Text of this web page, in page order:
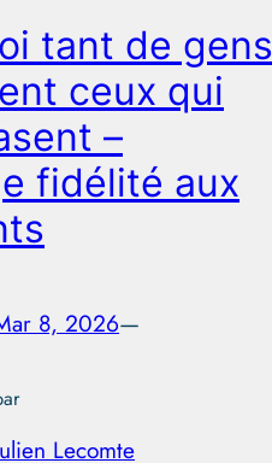
tant de gens
ceux qui
–
fidélité aux
8, 2026—
Lecomte